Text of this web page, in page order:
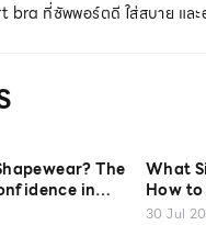
ที่ซัพพอร์ตดี ใส่สบาย แล
The
in
What
How
30 Jul